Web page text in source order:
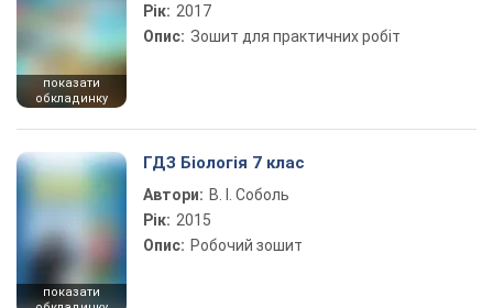
показати
обкладинку
Рік: 2017
Опис: Зошит для практичних робіт
показати
ГДЗ Біологія 7 клас
Автори: В. І. Соболь
Рік: 2015
Опис: Робочий зошит